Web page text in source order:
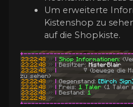
Um erweiterte
Kistenshop zu
auf die Shopkiste.